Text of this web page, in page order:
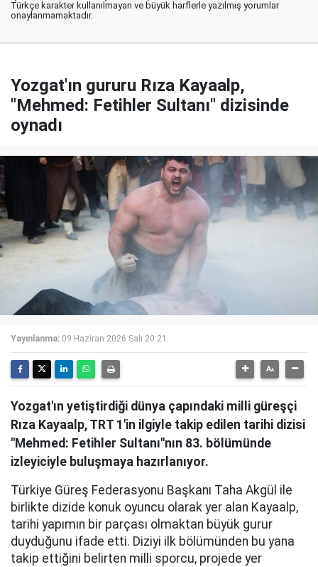
Türkçe karakter kullanılmayan ve büyük harflerle yazılmış yorumlar
onaylanmamaktadır.
Yozgat'ın gururu Rıza Kayaalp,
"Mehmed: Fetihler Sultanı" dizisinde
oynadı
Yayınlanma: 09 Haziran 2026 Salı 20:21
Yozgat'ın yetiştirdiği dünya çapındaki milli güreşçi
Rıza Kayaalp, TRT 1'in ilgiyle takip edilen tarihi dizisi
"Mehmed: Fetihler Sultanı"nın 83. bölümünde
izleyiciyle buluşmaya hazırlanıyor.
Türkiye Güreş Federasyonu Başkanı Taha Akgül ile
birlikte dizide konuk oyuncu olarak yer alan Kayaalp,
tarihi yapımın bir parçası olmaktan büyük gurur
duyduğunu ifade etti. Diziyi ilk bölümünden bu yana
takip ettiğini belirten milli sporcu, projede yer